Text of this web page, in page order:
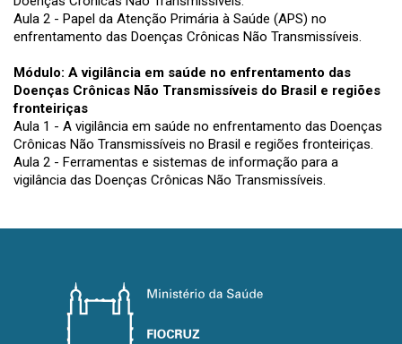
Aula 2 - Papel da Atenção Primária à Saúde (APS) no
enfrentamento das Doenças Crônicas Não Transmissíveis.
Módulo: A vigilância em saúde no enfrentamento das
Doenças Crônicas Não Transmissíveis do Brasil e regiões
fronteiriças
Aula 1 - A vigilância em saúde no enfrentamento das Doenças
Crônicas Não Transmissíveis no Brasil e regiões fronteiriças.
Aula 2 - Ferramentas e sistemas de informação para a
vigilância das Doenças Crônicas Não Transmissíveis.